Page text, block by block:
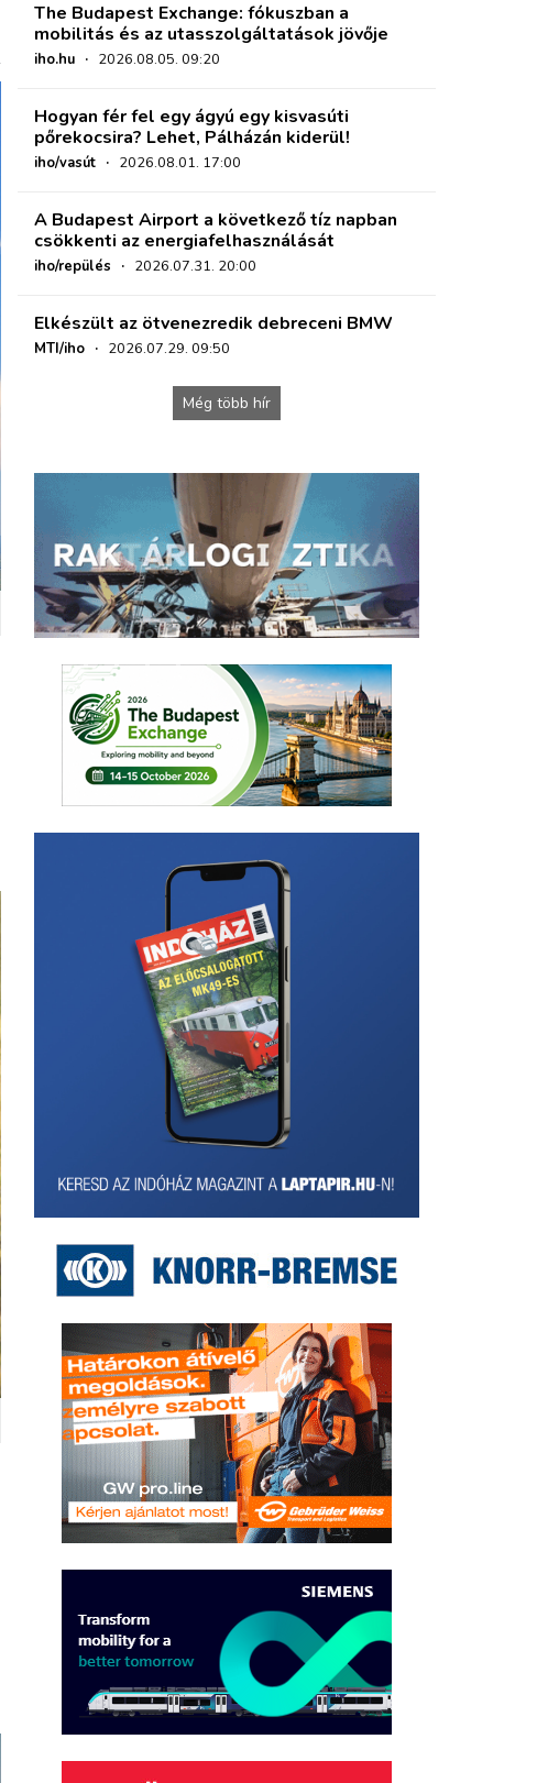
The Budapest Exchange: fókuszban a
mobilitás és az utasszolgáltatások jövője
iho.hu · 2026.08.05. 09:20
Hogyan fér fel egy ágyú egy kisvasúti
pőrekocsira? Lehet, Pálházán kiderül!
iho/vasút · 2026.08.01. 17:00
A Budapest Airport a következő tíz napban
csökkenti az energiafelhasználását
iho/repülés · 2026.07.31. 20:00
Elkészült az ötvenezredik debreceni BMW
MTI/iho · 2026.07.29. 09:50
Még több hír